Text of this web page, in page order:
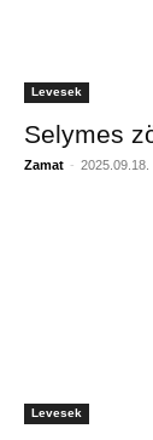
Levesek
Selymes
Zamat - 2025.09.18.
Levesek